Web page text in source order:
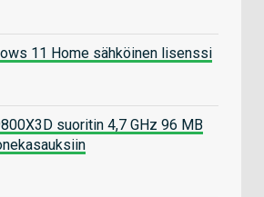
11 Home sähköinen lisenssi
suoritin 4,7 GHz 96 MB